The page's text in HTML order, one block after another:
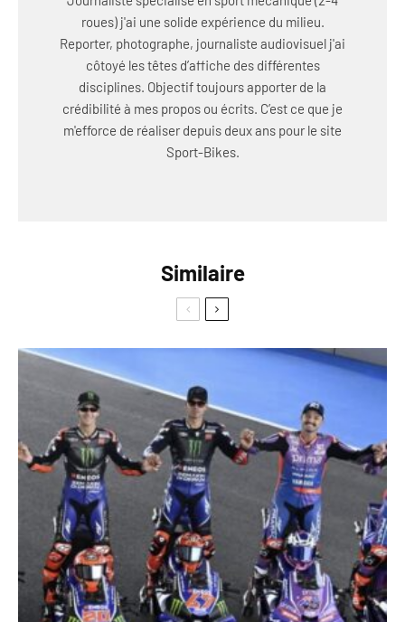
roues) j'ai une solide expérience du milieu.
Reporter, photographe, journaliste audiovisuel j'ai
côtoyé les têtes d’affiche des différentes
disciplines. Objectif toujours apporter de la
crédibilité à mes propos ou écrits. C’est ce que je
m'efforce de réaliser depuis deux ans pour le site
Sport-Bikes.
Similaire